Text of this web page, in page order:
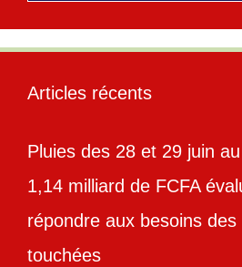
Articles récents
Pluies des 28 et 29 juin
1,14 milliard de FCFA
répondre aux besoins des
touchées